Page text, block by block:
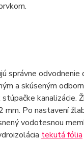
správne
a skúseným
kanalizácie.
mm. Po nastavení
vodotesnou
tekutá fólia